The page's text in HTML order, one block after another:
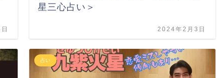
星三心占い＞
2024年2月3日
占い